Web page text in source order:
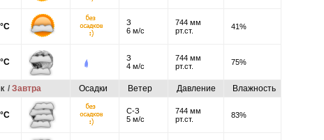
З
6 м/с
744 мм
рт.ст.
41%
З
4 м/с
744 мм
рт.ст.
75%
/ Завтра Осадки Ветер Давление Влажность
С-З
5 м/с
744 мм
рт.ст.
83%